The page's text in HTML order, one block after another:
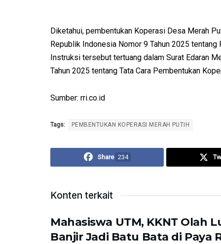
Diketahui, pembentukan Koperasi Desa Merah
Republik Indonesia Nomor 9 Tahun 2025
Instruksi tersebut tertuang dalam Surat Edaran
Tahun 2025 tentang Tata Cara Pembentukan
Sumber: rri.co.id
Tags: PEMBENTUKAN KOPERASI MERAH PUTIH
Share 234
Konten terkait
Mahasiswa UTM, KKNT Olah
Banjir Jadi Batu Bata di Paya